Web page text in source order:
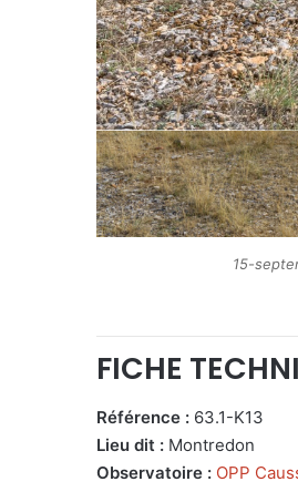
15-
FICHE
Référence : 63.1-K13
Lieu dit : Montredon
Observatoire : OPP